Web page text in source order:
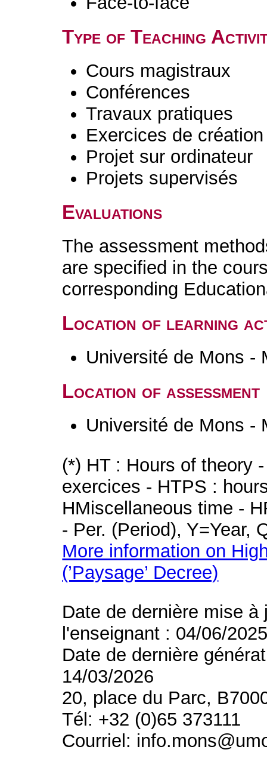
Type of Teaching
Cours magistraux
Conférences
Travaux pratiques
Exercices de
Projet sur ordinateur
Projets supervisés
Evaluations
The assessment
are specified in the
corresponding
Location of learning
Université de Mons -
Location of assessment
Université de Mons -
(*) HT : Hours of theory
exercices - HTPS :
HMiscellaneous time -
- Per. (Period), Y=Year,
More information on
(’Paysage’ Decree)
Date de dernière mise
l'enseignant : 04/06/
Date de dernière
14/03/2026
20, place du Parc,
Tél: +32 (0)65 373111
Courriel: